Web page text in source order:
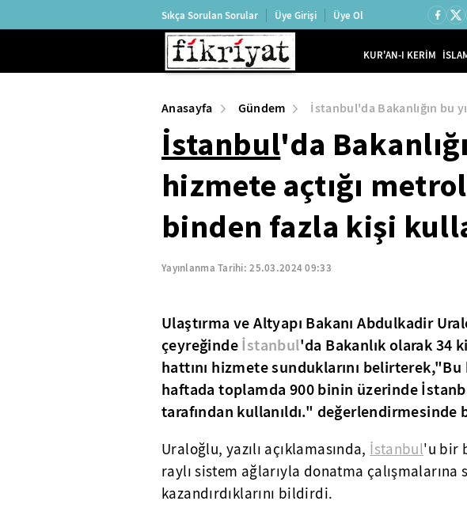
Sıkça Sorulan Sorular Üye Girişi Üye Ol
KUR'AN-I KERİM
Anasayfa Gündem İstanbul'da Bakanlığın bu
İstanbul'da
hizmete açtığı
binden fazla kişi
Yayınlanma Tarihi:25.03.2024 09:33
Ulaştırma ve Altyapı Bakanı Abdulkadir
çeyreğindeİstanbul'da Bakanlık olarak 34
hattını hizmete sunduklarını belirterek,"Bu
haftada toplamda 900 binin üzerinde
tarafından kullanıldı." değerlendirmesinde
Uraloğlu, yazılı açıklamasında, İstanbul'u bir
raylı sistem ağlarıyla donatma çalışmalarına
kazandırdıklarını bildirdi.